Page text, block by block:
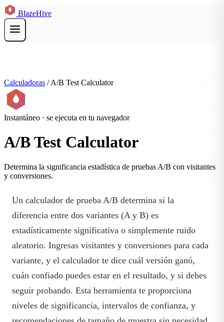
BlazeHive
Calculadoras / A/B Test Calculator
Instantáneo · se ejecuta en tu navegador
A/B Test Calculator
Determina la significancia estadística de pruebas A/B con visitantes
y conversiones.
Un calculador de prueba A/B determina si la
diferencia entre dos variantes (A y B) es
estadísticamente significativa o simplemente ruido
aleatorio. Ingresas visitantes y conversiones para cada
variante, y el calculador te dice cuál versión ganó,
cuán confiado puedes estar en el resultado, y si debes
seguir probando. Esta herramienta te proporciona
niveles de significancia, intervalos de confianza, y